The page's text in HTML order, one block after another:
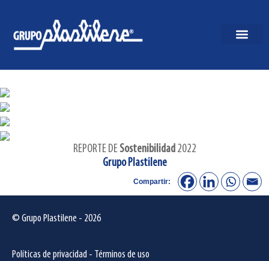
REPORTE DE Sostenibilidad2022
Grupo Plastilene
Compartir:
© Grupo Plastilene - 2026
Políticas de privacidad - Términos de uso